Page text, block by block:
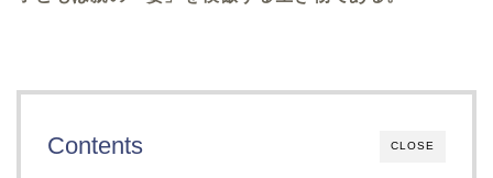
CLOSE
Contents